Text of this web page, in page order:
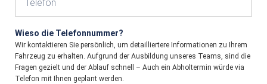
Wieso die Telefonnummer?
Wir kontaktieren Sie persönlich, um detailliertere Informationen zu Ihrem
Fahrzeug zu erhalten. Aufgrund der Ausbildung unseres Teams, sind die
Fragen gezielt und der Ablauf schnell – Auch ein Abholtermin würde via
Telefon mit Ihnen geplant werden.